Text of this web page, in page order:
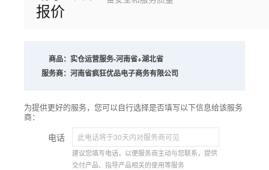
报价
商品： 实仓运营服务-河南省+湖北省
服务商： 河南省疯狂优品电子商务有限公司
为提供更好的服务，您可以自行选择是否填写以下信息给该服务
商：
电话
建议您填写电话，以便服务商主动与您联系，提供
交付产品、指导产品相关的使用等服务